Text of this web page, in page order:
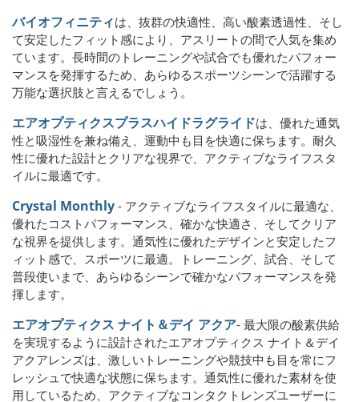
バイオフィニティは、抜群の快適性、高い酸素透過性、そし
て安定したフィット感により、アスリートの間で人気を集め
ています。長時間のトレーニングや試合でも優れたパフォー
マンスを発揮するため、あらゆるスポーツシーンで活躍する
万能な選択肢と言えるでしょう。
エアオプティクスプラスハイドラグライドは、優れた通気
性と吸湿性を兼ね備え、運動中も目を快適に保ちます。耐久
性に優れた設計とクリアな視界で、アクティブなライフスタ
イルに最適です。
Crystal Monthly - アクティブなライフスタイルに最適な、
優れたコストパフォーマンス、確かな快適さ、そしてクリア
な視界を提供します。通気性に優れたデザインと安定したフ
ィット感で、スポーツに最適。トレーニング、試合、そして
普段使いまで、あらゆるシーンで確かなパフォーマンスを発
揮します。
エアオプティクス ナイト＆デイ アクア- 最大限の酸素供給
を実現するように設計されたエアオプティクス ナイト＆デイ
アクアレンズは、激しいトレーニングや競技中も目を常にフ
レッシュで快適な状態に保ちます。通気性に優れた素材を使
用しているため、アクティブなコンタクトレンズユーザーに